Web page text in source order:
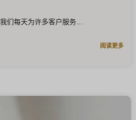
们每天为许多客户服务
阅读更多